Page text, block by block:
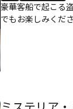
豪華客船で起こる
でもお楽しみくだ